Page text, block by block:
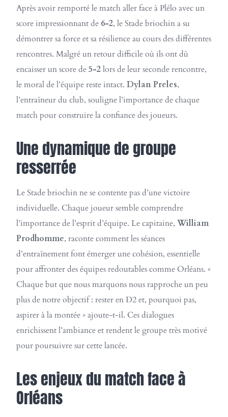
Après avoir remporté le match aller face à Plélo avec un
score impressionnant de 6-2, le Stade briochin a su
démontrer sa force et sa résilience au cours des différentes
rencontres. Malgré un retour difficile où ils ont dû
encaisser un score de5-2lors de leur seconde rencontre,
le moral de l’équipe reste intact. Dylan Preles,
l’entraîneur du club, souligne l’importance de chaque
match pour construire la confiance des joueurs.
Une dynamique de groupe
resserrée
Le Stade briochin ne se contente pas d’une victoire
individuelle. Chaque joueur semble comprendre
l’importance de l’esprit d’équipe. Le capitaine, William
Prodhomme, raconte comment les séances
d’entraînement font émerger une cohésion, essentielle
pour affronter des équipes redoutables comme Orléans. «
Chaque but que nous marquons nous rapproche un peu
plus de notre objectif : rester en D2 et, pourquoi pas,
aspirer à la montée » ajoute-t-il. Ces dialogues
enrichissent l’ambiance et rendent le groupe très motivé
pour poursuivre sur cette lancée.
Les enjeux du match face à
Orléans